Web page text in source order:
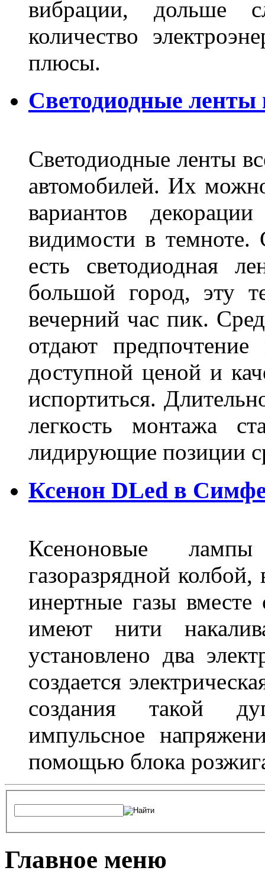
вибрации, дольше
количество
плюсы.
Светодиодные
Светодиодные ленты
автомобилей. Их
вариантов
видимости в темноте.
есть светодиодная
большой город, эту
вечерний час пик.
отдают
доступной ценой и
испортиться.
легкость монтажа
лидирующие
Ксенон DLed в
Ксеноновые
газоразрядной
инертные газы
имеют нити
установлено два
создается
создания такой
импульсное
помощью блока
Главное меню